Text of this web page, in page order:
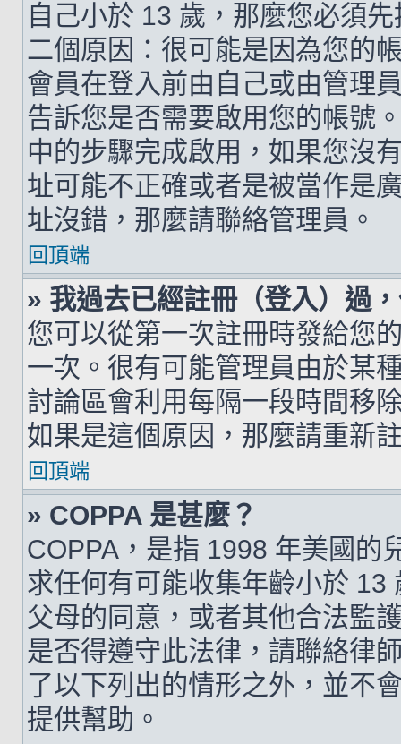
自己小於 13 歲，那麼您必須
二個原因：很可能是因為您的
會員在登入前由自己或由管理
告訴您是否需要啟用您的帳號
中的步驟完成啟用，如果您沒
址可能不正確或者是被當作是
址沒錯，那麼請聯絡管理員。
回頂端
» 我過去已經註冊（登入）過
您可以從第一次註冊時發給您
一次。很有可能管理員由於某
討論區會利用每隔一段時間移
如果是這個原因，那麼請重新
回頂端
» COPPA 是甚麼？
COPPA，是指 1998 年美國的
求任何有可能收集年齡小於 13
父母的同意，或者其他合法監
是否得遵守此法律，請聯絡律
了以下列出的情形之外，並不
提供幫助。